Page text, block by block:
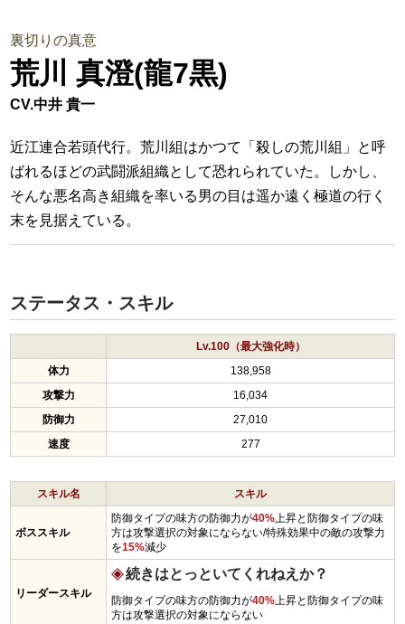
裏切りの真意
荒川 真澄(龍7黒)
CV.中井 貴一
近江連合若頭代行。荒川組はかつて「殺しの荒川組」と呼
ばれるほどの武闘派組織として恐れられていた。しかし、
そんな悪名高き組織を率いる男の目は遥か遠く極道の行く
末を見据えている。
ステータス・スキル
Lv.100（最大強化時）
体力
138,958
攻撃力
16,034
防御力
27,010
速度
277
スキル名 スキル
ボススキル
防御タイプの味方の防御力が40%上昇と防御タイプの味
方は攻撃選択の対象にならない/特殊効果中の敵の攻撃力
を15%減少
リーダースキル
続きはとっといてくれねえか？
防御タイプの味方の防御力が40%上昇と防御タイプの味
方は攻撃選択の対象にならない